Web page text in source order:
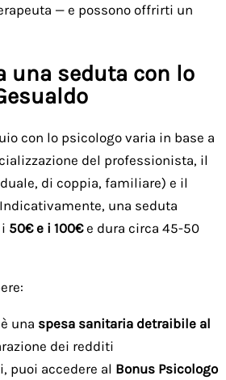
— e possono offrirti un
una seduta con lo
con lo psicologo varia in base a
del professionista, il
di coppia, familiare) e il
una seduta
50€ e i 100€e dura circa 45-50
una spesa sanitaria detraibile al
dei redditi
puoi accedere al Bonus Psicologo